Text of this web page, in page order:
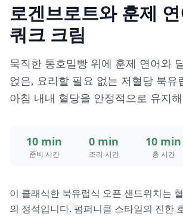
로겐브로트와 훈제
쿼크 크림
묵직한 통호밀빵 위에 훈제 연어와
얹은, 요리할 필요 없는 저혈당 북유
아침 내내 혈당을 안정적으로 유지
10 min
준비 시간
0 min
조리 시간
10 min
총 시간
이 클래식한 북유럽식 오픈 샌드위치는
의 정석입니다. 펌퍼니클 스타일의 진한